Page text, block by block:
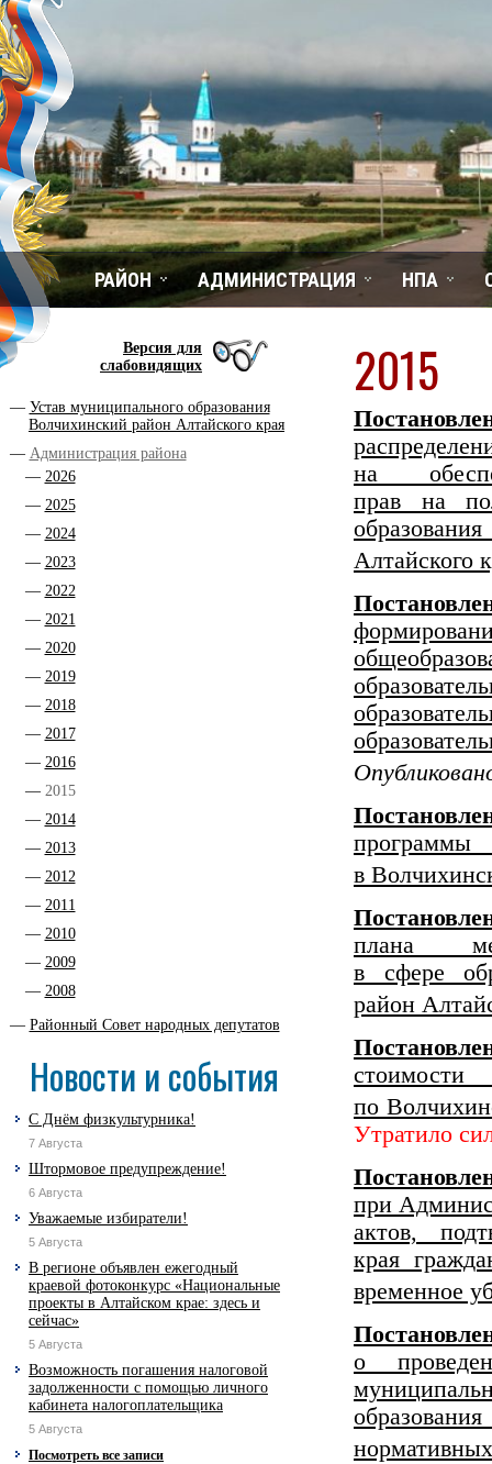
РАЙОН АДМИНИСТРАЦИЯ НПА
Версия для
слабовидящих
Устав муниципального образования
Волчихинский район Алтайского края
Администрация района
2026
2025
2024
2023
2022
2021
2020
2019
2018
2017
2016
2015
2014
2013
2012
2011
2010
2009
2008
Районный Совет народных депутатов
Новости и события
С Днём физкультурника!
7 Августа
Штормовое предупреждение!
6 Августа
Уважаемые избиратели!
5 Августа
В регионе объявлен ежегодный
краевой фотоконкурс «Национальные
проекты в Алтайском крае: здесь и
сейчас»
5 Августа
Возможность погашения налоговой
задолженности с помощью личного
кабинета налогоплательщика
5 Августа
Посмотреть все записи
2015
на
прав на
Алтайского
в
плана
в сфере
район
по
Утратило
при
актов,
края
временное
о